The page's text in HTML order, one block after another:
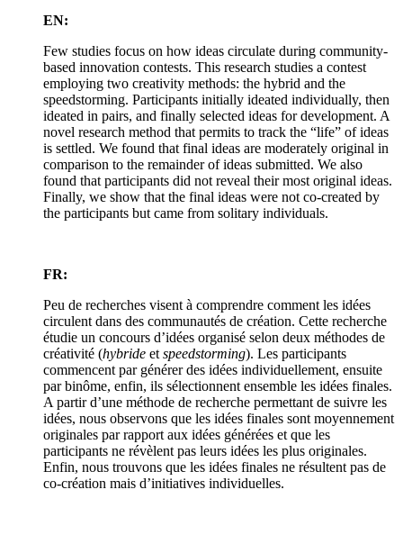
EN:
Few studies focus on how ideas circulate during community-
based innovation contests. This research studies a contest
employing two creativity methods: the hybrid and the
speedstorming. Participants initially ideated individually, then
ideated in pairs, and finally selected ideas for development. A
novel research method that permits to track the “life” of ideas
is settled. We found that final ideas are moderately original in
comparison to the remainder of ideas submitted. We also
found that participants did not reveal their most original ideas.
Finally, we show that the final ideas were not co-created by
the participants but came from solitary individuals.
FR:
Peu de recherches visent à comprendre comment les idées
circulent dans des communautés de création. Cette recherche
étudie un concours d’idées organisé selon deux méthodes de
créativité (hybride et speedstorming). Les participants
commencent par générer des idées individuellement, ensuite
par binôme, enfin, ils sélectionnent ensemble les idées finales.
A partir d’une méthode de recherche permettant de suivre les
idées, nous observons que les idées finales sont moyennement
originales par rapport aux idées générées et que les
participants ne révèlent pas leurs idées les plus originales.
Enfin, nous trouvons que les idées finales ne résultent pas de
co-création mais d’initiatives individuelles.